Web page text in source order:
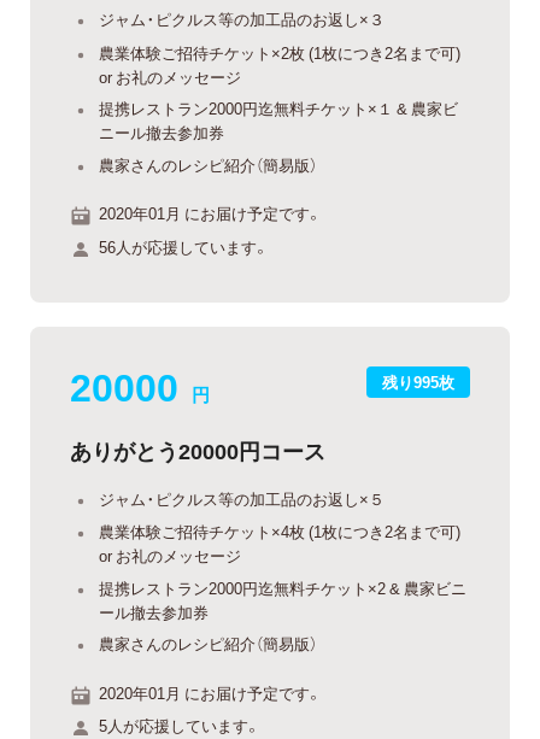
ジャム・ピクルス等の加工品のお返し×３
農業体験ご招待チケット×2枚 (1枚につき2名まで可)
or お礼のメッセージ
提携レストラン2000円迄無料チケット×１ & 農家ビ
ニール撤去参加券
農家さんのレシピ紹介（簡易版）
2020年01月 にお届け予定です。
56人が応援しています。
残り995枚
20000 円
ありがとう20000円コース
ジャム・ピクルス等の加工品のお返し×５
農業体験ご招待チケット×4枚 (1枚につき2名まで可)
or お礼のメッセージ
提携レストラン2000円迄無料チケット×2 & 農家ビニ
ール撤去参加券
農家さんのレシピ紹介（簡易版）
2020年01月 にお届け予定です。
5人が応援しています。